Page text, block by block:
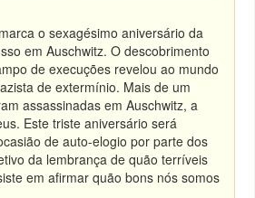
o sexagésimo aniversário da
em Auschwitz. O descobrimento
de execuções revelou ao mundo
de extermínio. Mais de um
assassinadas em Auschwitz, a
Este triste aniversário será
de auto-elogio por parte dos
da lembrança de quão terríveis
em afirmar quão bons nós somos